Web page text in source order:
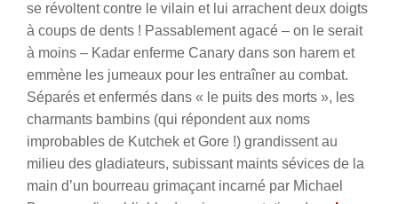
se révoltent contre le vilain et lui arrachent deux doigts
à coups de dents ! Passablement agacé – on le serait
à moins – Kadar enferme Canary dans son harem et
emmène les jumeaux pour les entraîner au combat.
Séparés et enfermés dans « le puits des morts », les
charmants bambins (qui répondent aux noms
improbables de Kutchek et Gore !) grandissent au
milieu des gladiateurs, subissant maints sévices de la
main d’un bourreau grimaçant incarné par Michael